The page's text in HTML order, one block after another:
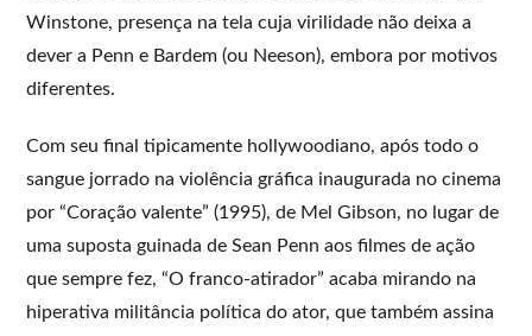
Winstone, presença na tela cuja virilidade não deixa a
dever a Penn e Bardem (ou Neeson), embora por motivos
diferentes.
Com seu final tipicamente hollywoodiano, após todo o
sangue jorrado na violência gráfica inaugurada no cinema
por “Coração valente” (1995), de Mel Gibson, no lugar de
uma suposta guinada de Sean Penn aos filmes de ação
que sempre fez, “O franco-atirador” acaba mirando na
hiperativa militância política do ator, que também assina